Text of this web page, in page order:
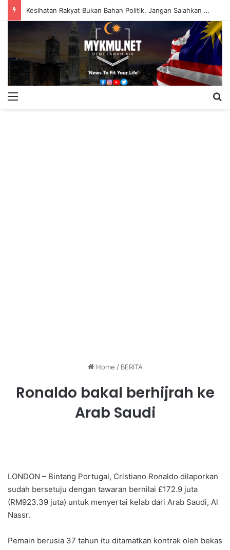
Kesihatan Rakyat Bukan Bahan Politik, Jangan Salahkan Onn Hafiz – Haslinda Salleh
Home / BERITA
Ronaldo bakal berhijrah ke
Arab Saudi
LONDON – Bintang Portugal, Cristiano Ronaldo dilaporkan
sudah bersetuju dengan tawaran bernilai £172.9 juta
(RM923.39 juta) untuk menyertai kelab dari Arab Saudi, Al
Nassr.
Pemain berusia 37 tahun itu ditamatkan kontrak oleh bekas